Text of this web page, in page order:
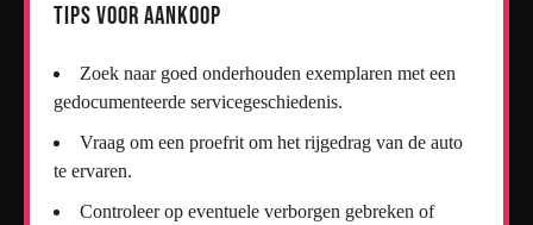
Tips voor Aankoop
Zoek naar goed onderhouden exemplaren met een
gedocumenteerde servicegeschiedenis.
Vraag om een proefrit om het rijgedrag van de auto
te ervaren.
Controleer op eventuele verborgen gebreken of